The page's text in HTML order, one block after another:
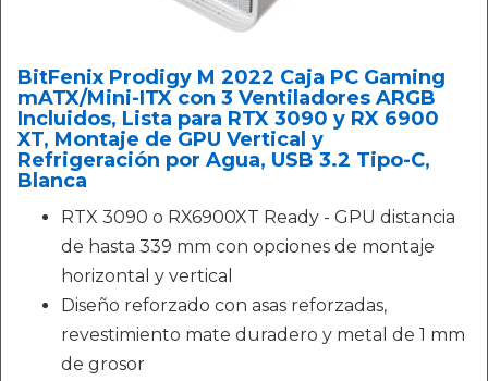
BitFenix Prodigy M 2022 Caja PC Gaming
mATX/Mini-ITX con 3 Ventiladores ARGB
Incluidos, Lista para RTX 3090 y RX 6900
XT, Montaje de GPU Vertical y
Refrigeración por Agua, USB 3.2 Tipo-C,
Blanca
RTX 3090 o RX6900XT Ready - GPU distancia
de hasta 339 mm con opciones de montaje
horizontal y vertical
Diseño reforzado con asas reforzadas,
revestimiento mate duradero y metal de 1 mm
de grosor